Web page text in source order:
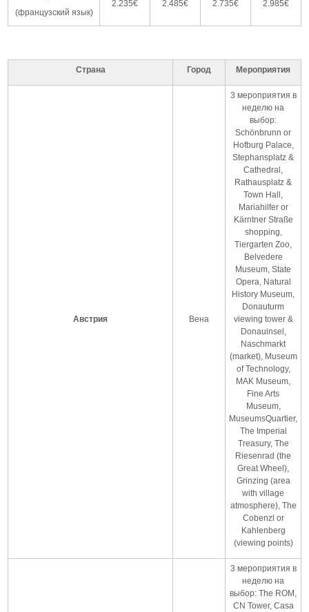
(французский язык)
2.235€ 2.485€ 2.735€ 2.985€
Страна Город Мероприятия
Австрия Вена
3 мероприятия в
неделю на
выбор:
Schönbrunn or
Hofburg Palace,
Stephansplatz &
Cathedral,
Rathausplatz &
Town Hall,
Mariahilfer or
Kärntner Straße
shopping,
Tiergarten Zoo,
Belvedere
Museum, State
Opera, Natural
History Museum,
Donauturm
viewing tower &
Donauinsel,
Naschmarkt
(market), Museum
of Technology,
MAK Museum,
Fine Arts
Museum,
MuseumsQuartier,
The Imperial
Treasury, The
Riesenrad (the
Great Wheel),
Grinzing (area
with village
atmosphere), The
Cobenzl or
Kahlenberg
(viewing points)
3 мероприятия в
неделю на
выбор: The ROM,
CN Tower, Casa